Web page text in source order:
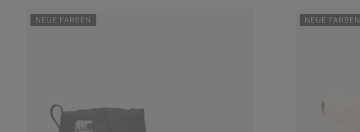
NEUE FARBEN NEUE FARBEN